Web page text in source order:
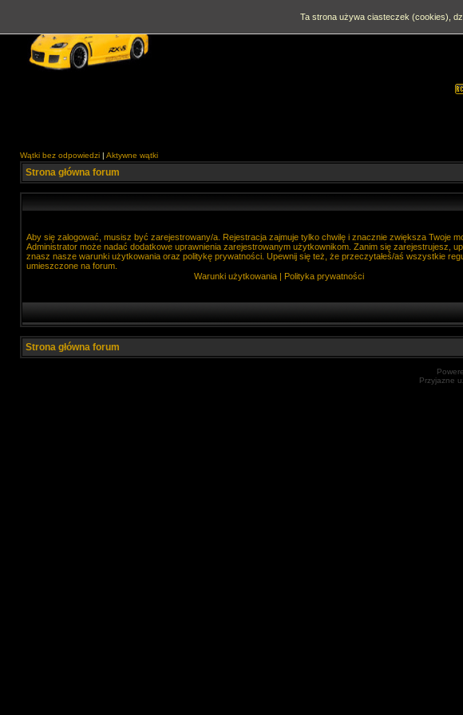
Wątki bez odpowiedzi | Aktywne wątki
Strona główna forum
Aby się zalogować, musisz być zarejestrowany/a. Rejestracja zajmuje tylko chwilę i znacznie zwiększa Twoje
Administrator może nadać dodatkowe uprawnienia zarejestrowanym użytkownikom. Zanim się zarejestrujesz,
znasz nasze warunki użytkowania oraz politykę prywatności. Upewnij się też, że przeczytałeś/aś wszystkie
umieszczone na forum.
Warunki użytkowania | Polityka prywatności
Strona główna forum
Przyjazne
Ta strona używa ciasteczek (cookies),